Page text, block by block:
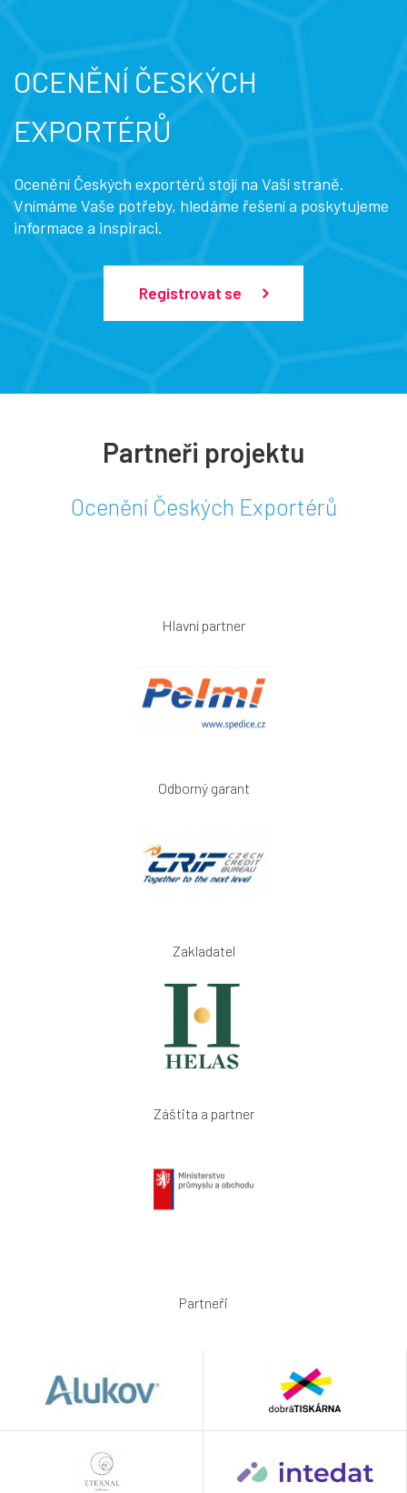
OCENĚNÍ ČESKÝCH
EXPORTÉRŮ
Ocenění Českých exportérů stojí na Vaší straně.
Vnímáme Vaše potřeby, hledáme řešení a poskytujeme
informace a inspiraci.
Registrovat se
Partneři projektu
Ocenění Českých Exportérů
Hlavní partner
Odborný garant
Zakladatel
Záštita a partner
Partneři